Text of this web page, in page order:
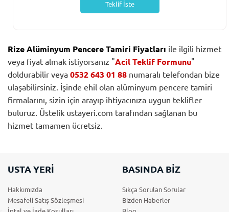
Teklif İste
Rize Alüminyum Pencere Tamiri Fiyatları ile ilgili hizmet
veya fiyat almak istiyorsanız "Acil Teklif Formunu"
doldurabilir veya 0532 643 01 88 numaralı telefondan bize
ulaşabilirsiniz. İşinde ehil olan alüminyum pencere tamiri
firmalarını, sizin için arayıp ihtiyacınıza uygun teklifler
buluruz. Üstelik ustayeri.com tarafından sağlanan bu
hizmet tamamen ücretsiz.
USTA YERİ
Hakkımızda
Mesafeli Satış Sözleşmesi
BASINDA BİZ
Sıkça Sorulan Sorular
Bizden Haberler